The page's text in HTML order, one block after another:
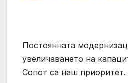
Постоянната
увеличаването на
Сопот са наш приоритет.